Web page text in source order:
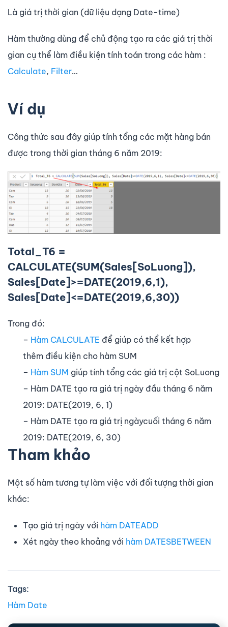
Là giá trị thời gian (dữ liệu dạng Date-time)
Hàm thường dùng để chủ động tạo ra các giá trị thời
gian cụ thể làm điều kiện tính toán trong các hàm :
Calculate, Filter…
Ví dụ
Công thức sau đây giúp tính tổng các mặt hàng bán
được trong thời gian tháng 6 năm 2019:
Total_T6 =
CALCULATE(SUM(Sales[SoLuong]),
Sales[Date]>=DATE(2019,6,1),
Sales[Date]<=DATE(2019,6,30))
Trong đó:
– Hàm CALCULATE để giúp có thể kết hợp
thêm điều kiện cho hàm SUM
– Hàm SUM giúp tính tổng các giá trị cột SoLuong
– Hàm DATE tạo ra giá trị ngày đầu tháng 6 năm
2019: DATE(2019, 6, 1)
– Hàm DATE tạo ra giá trị ngàycuối tháng 6 năm
2019: DATE(2019, 6, 30)
Tham khảo
Một số hàm tương tự làm việc với đối tượng thời gian
khác:
Tạo giá trị ngày với hàm DATEADD
Xét ngày theo khoảng với hàm DATESBETWEEN
Tags:
Hàm Date